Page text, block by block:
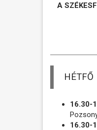
A
HÉTFŐ
16.30-
16.30-